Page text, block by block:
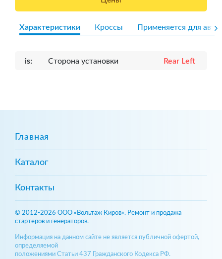
Характеристики Кроссы Применяется для авто
is: Сторона установки Rear Left
Главная
Каталог
Контакты
© 2012-2026 ООО «Вольтаж Киров». Ремонт и продажа
стартеров и генераторов.
Информация на данном сайте не является публичной офертой,
определяемой
положениями Статьи 437 Гражданского Кодекса РФ.